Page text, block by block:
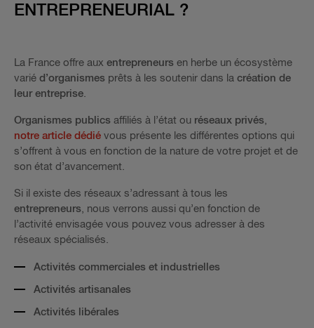
ENTREPRENEURIAL ?
La France offre aux entrepreneurs en herbe un écosystème
varié d’organismes prêts à les soutenir dans la création de
leur entreprise
Organismes publics affiliés à l’état ou réseaux privés,
notre article dédié vous présente les différentes options qui
s’offrent à vous en fonction de la nature de votre projet et de
son état d’avancement.
Si il existe des réseaux s’adressant à tous les
entrepreneurs, nous verrons aussi qu’en fonction de
l’activité envisagée vous pouvez vous adresser à des
réseaux spécialisés.
Activités commerciales et industrielles
Activités artisanales
Activités libérales